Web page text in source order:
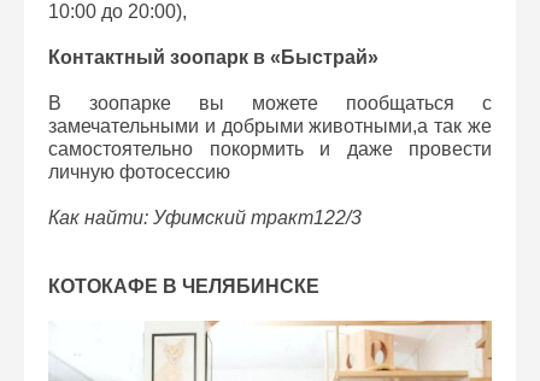
10:00 до 20:00),
Контактный зоопарк в «Быстрай»
В зоопарке вы можете пообщаться с
замечательными и добрыми животными,а так же
самостоятельно покормить и даже провести
личную фотосессию
Как найти: Уфимский тракт122/3
КОТОКАФЕ В ЧЕЛЯБИНСКЕ